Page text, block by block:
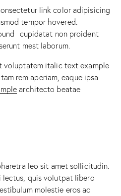
link coloradipisicing
tempor hovered.
cupidatat non proident
mest laborum.
voluptatem italic text example
rem aperiam, eaque ipsa
architecto beatae
leo sit amet sollicitudin.
lectus, quis volutpat libero
molestie eros ac